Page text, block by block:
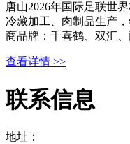
唐山2026年国际足联世
冷藏加工、肉制品生产
商品牌：千喜鹤、双汇
查看详情 >>
联系信息
地址：